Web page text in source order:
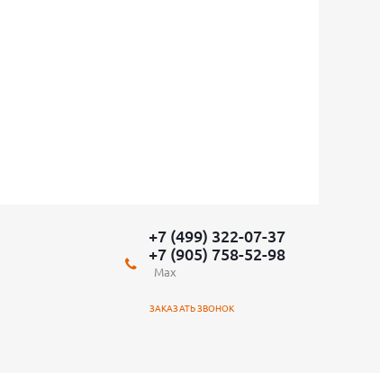
+7 (499) 322-07-37
+7 (905) 758-52-98
Max
ЗАКАЗАТЬ ЗВОНОК